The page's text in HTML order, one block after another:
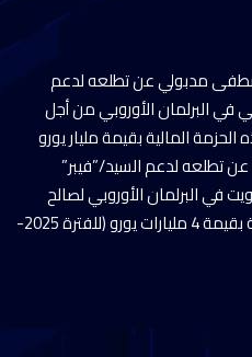
مدبولي عن تطلعه لدعم
البرلمان الأوروبي من أجل
المالية بقيمة مليار يورو
عن تطلعه لدعم السيد/”فيبر”
في البرلمان الأوروبي لصالح
القرار الخاص باعتماد الشريحة الثانية بقيمة 4 مليارات يورو (للفترة 2025-